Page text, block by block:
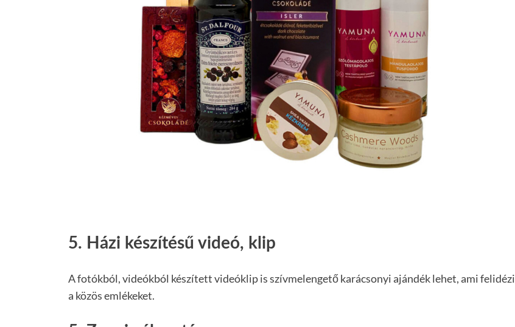
5. Házi készítésű videó, klip
A fotókból, videókból készített videóklip is szívmelengető karácsonyi ajándék lehet, ami felidézi
a közös emlékeket.